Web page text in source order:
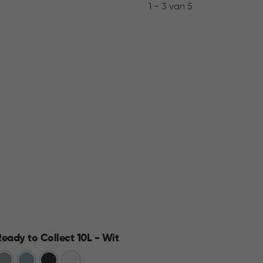
1 - 3 van 5
to Collect 10L - Wit
BlauwDonkergrijs